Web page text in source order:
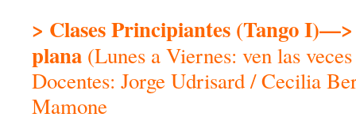
> Clases Principiantes (Tango I)—>
plana (Lunes a Viernes: ven las
Docentes: Jorge Udrisard / Cecilia
Mamone